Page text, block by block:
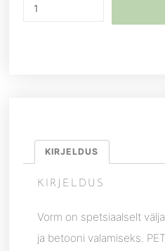
KIRJELDUS
KIRJELDUS
Vorm on spetsiaalselt
ja betooni valamiseks.